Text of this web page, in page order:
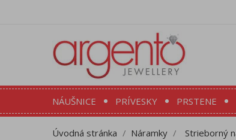
NÁUŠNICE PRÍVESKY PRSTENE
Úvodná stránka Náramky Strieborný